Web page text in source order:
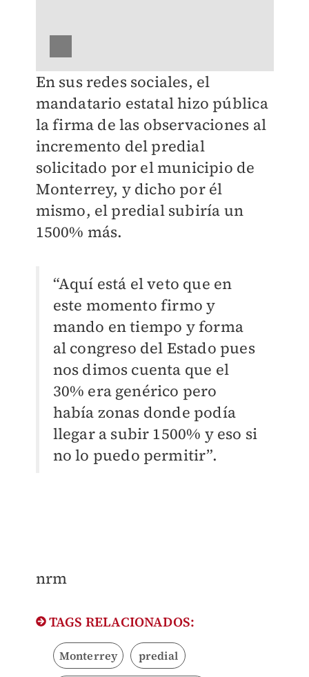
En sus redes sociales, el
mandatario estatal hizo pública
la firma de las observaciones al
incremento del predial
solicitado por el municipio de
Monterrey, y dicho por él
mismo, el predial subiría un
1500% más.
“Aquí está el veto que en
este momento firmo y
mando en tiempo y forma
al congreso del Estado pues
nos dimos cuenta que el
30% era genérico pero
había zonas donde podía
llegar a subir 1500% y eso si
no lo puedo permitir”.
nrm
TAGS RELACIONADOS:
Monterrey predial